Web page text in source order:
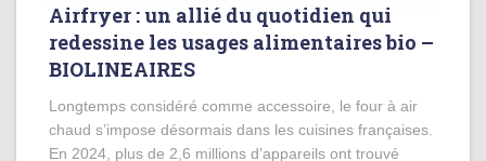
Airfryer : un allié du quotidien qui
redessine les usages alimentaires bio –
BIOLINEAIRES
Longtemps considéré comme accessoire, le four à air
chaud s’impose désormais dans les cuisines françaises.
En 2024, plus de 2,6 millions d’appareils ont trouvé